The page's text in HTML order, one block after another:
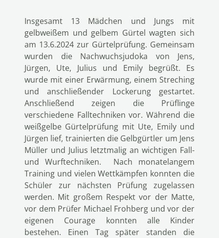
Insgesamt 13 Mädchen und Jungs mit
gelbweißem und gelbem Gürtel wagten sich
am 13.6.2024 zur Gürtelprüfung. Gemeinsam
wurden die Nachwuchsjudoka von Jens,
Jürgen, Ute, Julius und Emily begrüßt. Es
wurde mit einer Erwärmung, einem Streching
und anschließender Lockerung gestartet.
Anschließend zeigen die Prüflinge
verschiedene Falltechniken vor. Während die
weißgelbe Gürtelprüfung mit Ute, Emily und
Jürgen lief, trainierten die Gelbgürtler um Jens
Müller und Julius letztmalig an wichtigen Fall-
und Wurftechniken. Nach monatelangem
Training und vielen Wettkämpfen konnten die
Schüler zur nächsten Prüfung zugelassen
werden. Mit großem Respekt vor der Matte,
vor dem Prüfer Michael Frohberg und vor der
eigenen Courage konnten alle Kinder
bestehen. Einen Tag später standen die